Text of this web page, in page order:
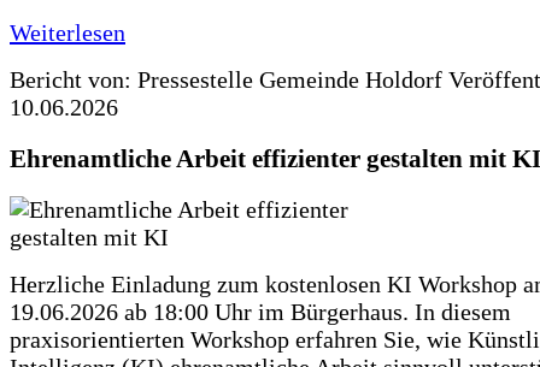
Weiterlesen
Bericht von: Pressestelle Gemeinde Holdorf
10.06.2026
Ehrenamtliche Arbeit effizienter gestalten mit KI
Herzliche Einladung zum kostenlosen KI Workshop
19.06.2026 ab 18:00 Uhr im Bürgerhaus. In diesem
praxisorientierten Workshop erfahren Sie, wie